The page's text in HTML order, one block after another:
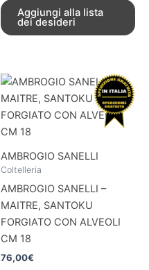
Aggiungi alla lista
dei desideri
AMBROGIO SANELLI
Coltelleria
AMBROGIO SANELLI –
MAITRE, SANTOKU
FORGIATO CON ALVEOLI
CM 18
76,00€